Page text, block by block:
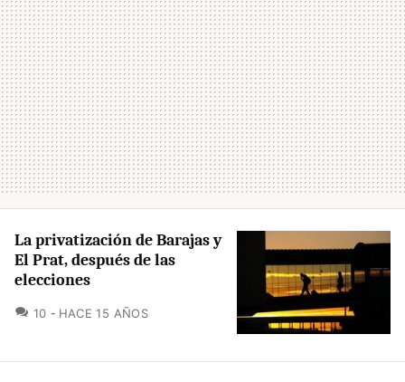
La privatización de Barajas y
El Prat, después de las
elecciones
10 COMENTARIOS
HACE 15 AÑOS